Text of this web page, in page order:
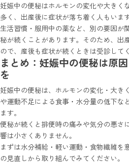
妊娠中の便秘はホルモンの変化や大きく
多く、出産後に症状が落ち着く人もいま
生活習慣・服用中の薬など、別の要因が
秘が続くことがあります。そのため、出
ので、産後も症状が続くときは受診して
まとめ：妊娠中の便秘は原
を
妊娠中の便秘は、ホルモンの変化・大き
や運動不足による食事・水分量の低下な
ます。
便秘が続くと排便時の痛みや気分の悪さ
響は小さくありません。
まずは水分補給・軽い運動・食物繊維を
の見直しから取り組んでみてください。